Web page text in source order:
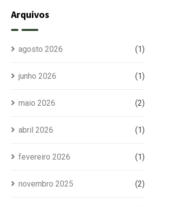
Arquivos
agosto 2026 (1)
junho 2026 (1)
maio 2026 (2)
abril 2026 (1)
fevereiro 2026 (1)
novembro 2025 (2)